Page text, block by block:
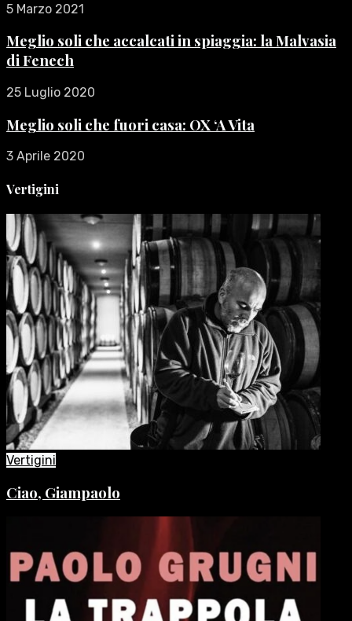
5 Marzo 2021
Meglio soli che accalcati in spiaggia: la Malvasia
di Fenech
25 Luglio 2020
Meglio soli che fuori casa: OX ‘A Vita
3 Aprile 2020
Vertigini
Vertigini
Ciao, Giampaolo